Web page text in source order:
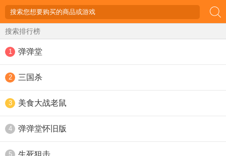
搜索排行榜
1 弹弹堂
2 三国杀
3 美食大战老鼠
4 弹弹堂怀旧版
5 生死狙击